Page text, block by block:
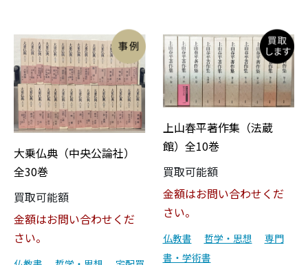
大乗仏典（中央公論社）
全30巻
買取可能額
金額はお問い合わせくだ
さい。
上山春平著作集（法蔵
館）全10巻
買取可能額
金額はお問い合わせくだ
さい。
仏教書 哲学・思想
専門
書・学術書